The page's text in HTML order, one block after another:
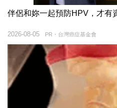
伴侶和妳一起預防HPV，才有
PR・台灣癌症基金會
2026-08-05